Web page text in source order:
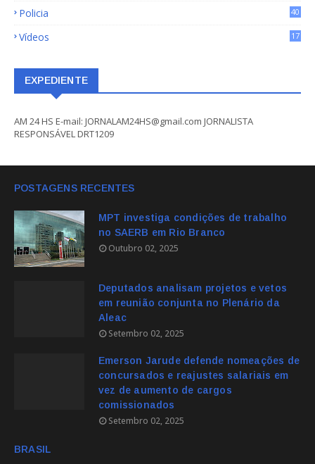
Policia 40
Vídeos 17
EXPEDIENTE
AM 24 HS E-mail: JORNALAM24HS@gmail.com JORNALISTA
RESPONSÁVEL DRT1209
POSTAGENS RECENTES
MPT investiga condições de trabalho
no SAERB em Rio Branco
Outubro 02, 2025
Deputados analisam projetos e vetos
em reunião conjunta no Plenário da
Aleac
Setembro 02, 2025
Emerson Jarude defende nomeações de
concursados e reajustes salariais em
vez de aumento de cargos
comissionados
Setembro 02, 2025
BRASIL